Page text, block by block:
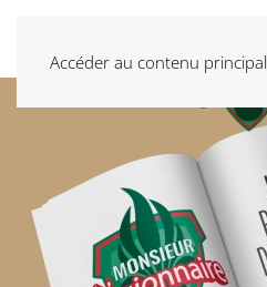
Accéder au contenu principal